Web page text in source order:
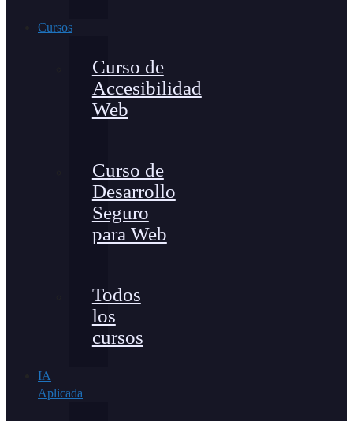
Cursos
Curso de
Accesibilidad
Web
Curso de
Desarrollo
Seguro
para Web
Todos
los
cursos
IA
Aplicada